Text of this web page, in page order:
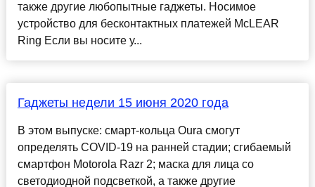
также другие любопытные гаджеты. Носимое
устройство для бесконтактных платежей McLEAR
Ring Если вы носите у...
Гаджеты недели 15 июня 2020 года
В этом выпуске: смарт-кольца Oura смогут
определять COVID-19 на ранней стадии; сгибаемый
смартфон Motorola Razr 2; маска для лица со
светодиодной подсветкой, а также другие